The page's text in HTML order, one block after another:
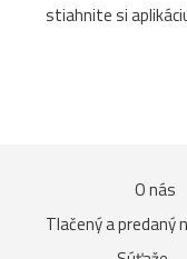
stiahnite si
O nás
Tlačený a predaný